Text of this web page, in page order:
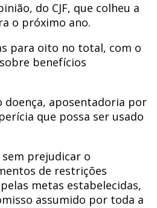
do CJF, que colheu a
o próximo ano.
para oito no total, com o
benefícios
aposentadoria por
que possa ser usado
prejudicar o
de restrições
metas estabelecidas,
assumido por toda a